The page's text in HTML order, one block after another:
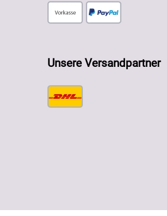
Unsere Versandpartner